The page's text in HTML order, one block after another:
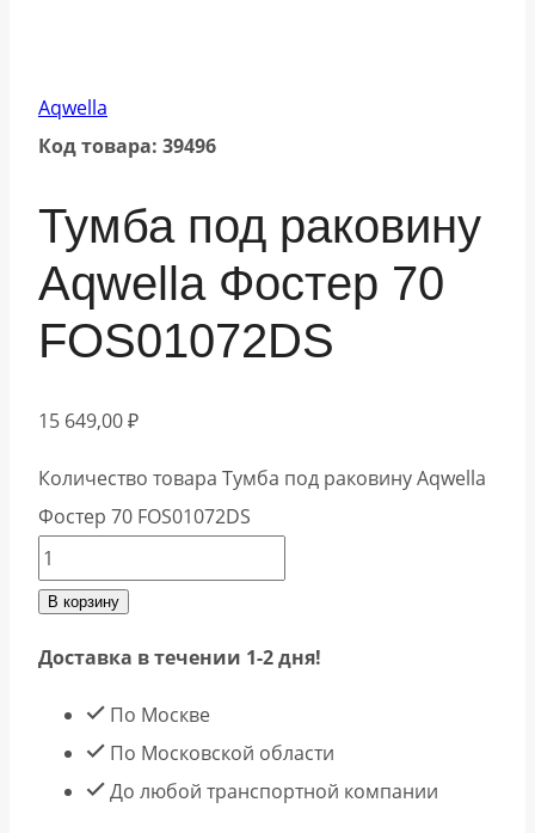
Aqwella
Код товара: 39496
Тумба под раковину
Aqwella Фостер 70
FOS01072DS
15 649,00₽
Количество товара Тумба под раковину Aqwella
Фостер 70 FOS01072DS
В корзину
Доставка в течении 1-2 дня!
По Москве
По Московской области
До любой транспортной компании